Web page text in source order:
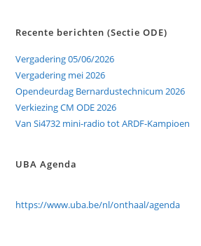
Recente berichten (Sectie ODE)
Vergadering 05/06/2026
Vergadering mei 2026
Opendeurdag Bernardustechnicum 2026
Verkiezing CM ODE 2026
Van Si4732 mini-radio tot ARDF-Kampioen
UBA Agenda
https://www.uba.be/nl/onthaal/agenda